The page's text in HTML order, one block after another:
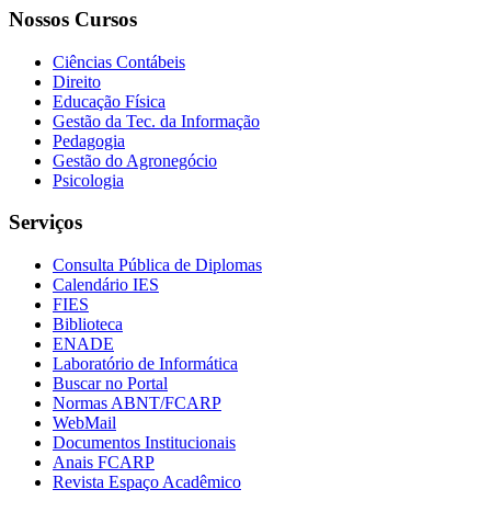
Nossos Cursos
Ciências Contábeis
Direito
Educação Física
Gestão da Tec. da Informação
Pedagogia
Gestão do Agronegócio
Psicologia
Serviços
Consulta Pública de Diplomas
Calendário IES
FIES
Biblioteca
ENADE
Laboratório de Informática
Buscar no Portal
Normas ABNT/FCARP
WebMail
Documentos Institucionais
Anais FCARP
Revista Espaço Acadêmico